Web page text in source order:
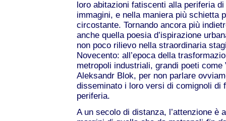
loro abitazioni fatiscenti alla periferia
immagini, e nella maniera più schietta
circostante. Tornando ancora più
anche quella poesia d’ispirazione
non poco rilievo nella straordinaria
Novecento: all’epoca della
metropoli industriali, grandi poeti
Aleksandr Blok, per non parlare
disseminato i loro versi di comignoli di
periferia.
A un secolo di distanza, l’attenzione è